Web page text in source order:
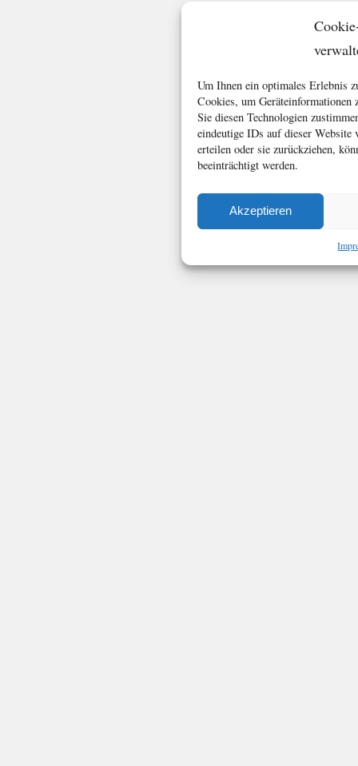
Um Ihnen ein optimales Erlebnis
Cookies, um Geräteinformationen
Sie diesen Technologien
eindeutige IDs auf dieser
erteilen oder sie zurückziehen,
beeinträchtigt werden.
Akzeptieren